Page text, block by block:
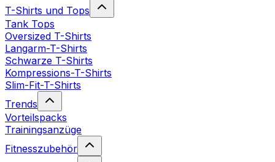
T-Shirts und Tops
Tank Tops
Oversized T-Shirts
Langarm-T-Shirts
Schwarze T-Shirts
Kompressions-T-Shirts
Slim-Fit-T-Shirts
Trends
Vorteilspacks
Trainingsanzüge
Fitnesszubehör